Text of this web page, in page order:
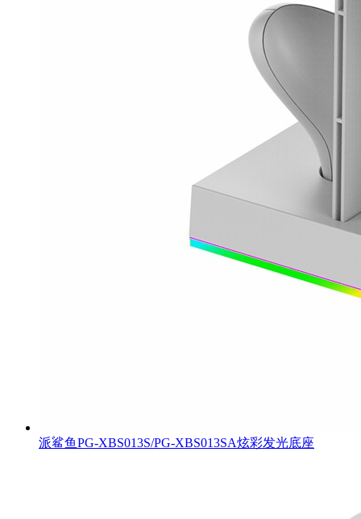
派鲨鱼PG-XBS013S/PG-XBS013SA炫彩发光底座